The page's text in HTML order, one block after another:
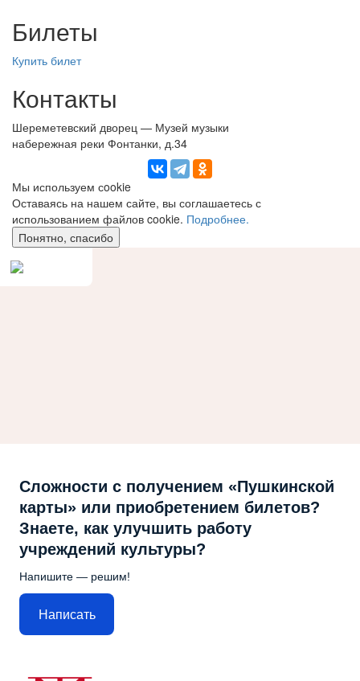
Билеты
Купить билет
Контакты
Шереметевский дворец — Музей музыки
набережная реки Фонтанки, д.34
Мы используем сookie
Оставаясь на нашем сайте, вы соглашаетесь с
использованием файлов cookie. Подробнее.
Понятно, спасибо
Сложности с получением «Пушкинской
карты» или приобретением билетов?
Знаете, как улучшить работу
учреждений культуры?
Напишите — решим!
Написать